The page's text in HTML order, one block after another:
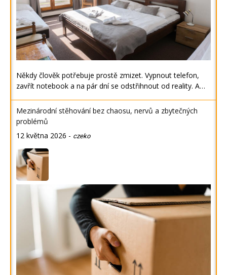
Někdy člověk potřebuje prostě zmizet. Vypnout telefon,
zavřít notebook a na pár dní se odstřihnout od reality. A…
Mezinárodní stěhování bez chaosu, nervů a zbytečných
problémů
12 května 2026 - czeko